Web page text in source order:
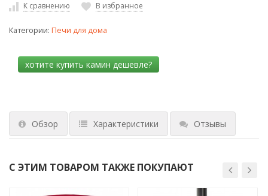
К сравнению В избранное
Категории: Печи для дома
Обзор Характеристики Отзывы
С ЭТИМ ТОВАРОМ ТАКЖЕ ПОКУПАЮТ